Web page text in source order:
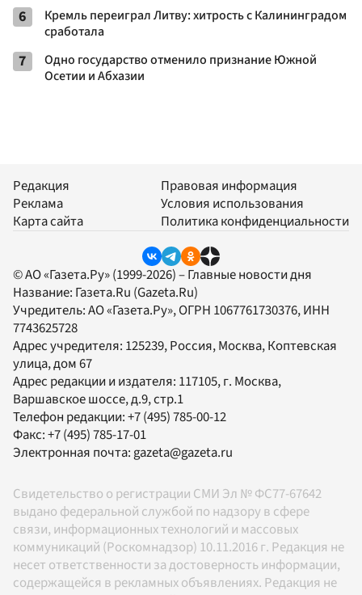
6
Кремль переиграл Литву: хитрость с Калининградом
сработала
7
Одно государство отменило признание Южной
Осетии и Абхазии
Редакция
Реклама
Карта сайта
Правовая информация
Условия использования
Политика конфиденциальности
© АО «Газета.Ру» (1999-2026) – Главные новости дня
Название: Газета.Ru (Gazeta.Ru)
Учредитель:АО «Газета.Ру», ОГРН 1067761730376, ИНН
7743625728
Адрес учредителя: 125239, Россия, Москва, Коптевская
улица, дом 67
Адрес редакции и издателя: 117105, г. Москва,
Варшавское шоссе, д.9, стр.1
Телефон редакции:+7 (495) 785-00-12
Факс:+7 (495) 785-17-01
Электронная почта:gazeta@gazeta.ru
Свидетельство о регистрации СМИ Эл № ФС77-67642
выдано федеральной службой по надзору в сфере
связи, информационных технологий и массовых
коммуникаций (Роскомнадзор) 10.11.2016 г. Редакция не
несет ответственности за достоверность информации,
содержащейся в рекламных объявлениях. Редакция не